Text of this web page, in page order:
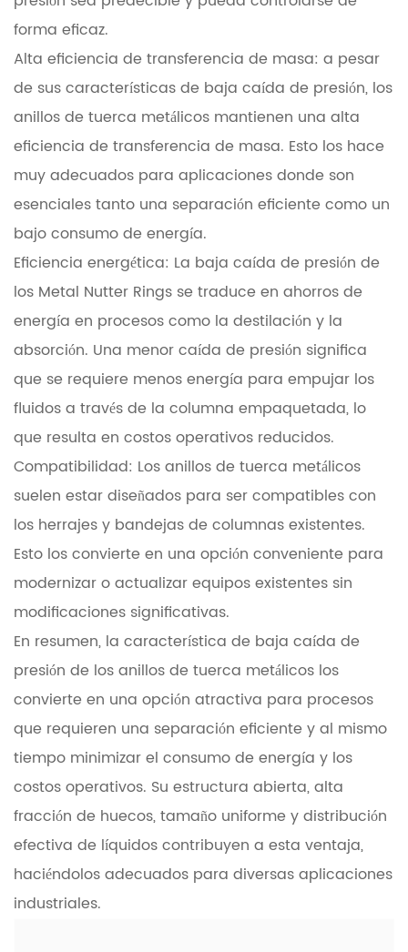
forma eficaz.
Alta eficiencia de transferencia de masa: a pesar
de sus características de baja caída de presión, los
anillos de tuerca metálicos mantienen una alta
eficiencia de transferencia de masa. Esto los hace
muy adecuados para aplicaciones donde son
esenciales tanto una separación eficiente como un
bajo consumo de energía.
Eficiencia energética: La baja caída de presión de
los Metal Nutter Rings se traduce en ahorros de
energía en procesos como la destilación y la
absorción. Una menor caída de presión significa
que se requiere menos energía para empujar los
fluidos a través de la columna empaquetada, lo
que resulta en costos operativos reducidos.
Compatibilidad: Los anillos de tuerca metálicos
suelen estar diseñados para ser compatibles con
los herrajes y bandejas de columnas existentes.
Esto los convierte en una opción conveniente para
modernizar o actualizar equipos existentes sin
modificaciones significativas.
En resumen, la característica de baja caída de
presión de los anillos de tuerca metálicos los
convierte en una opción atractiva para procesos
que requieren una separación eficiente y al mismo
tiempo minimizar el consumo de energía y los
costos operativos. Su estructura abierta, alta
fracción de huecos, tamaño uniforme y distribución
efectiva de líquidos contribuyen a esta ventaja,
haciéndolos adecuados para diversas aplicaciones
industriales.